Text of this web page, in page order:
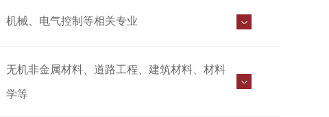
机械、电气控制等相关专业
无机非金属材料、道路工程、建筑材料、材料
学等